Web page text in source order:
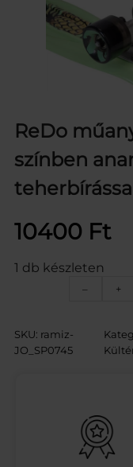
ReDo
színben
teherbírással
10400 Ft
1 db készleten
–
o
m
a
g
g
+
SKU: ramiz-
JO_SP0745